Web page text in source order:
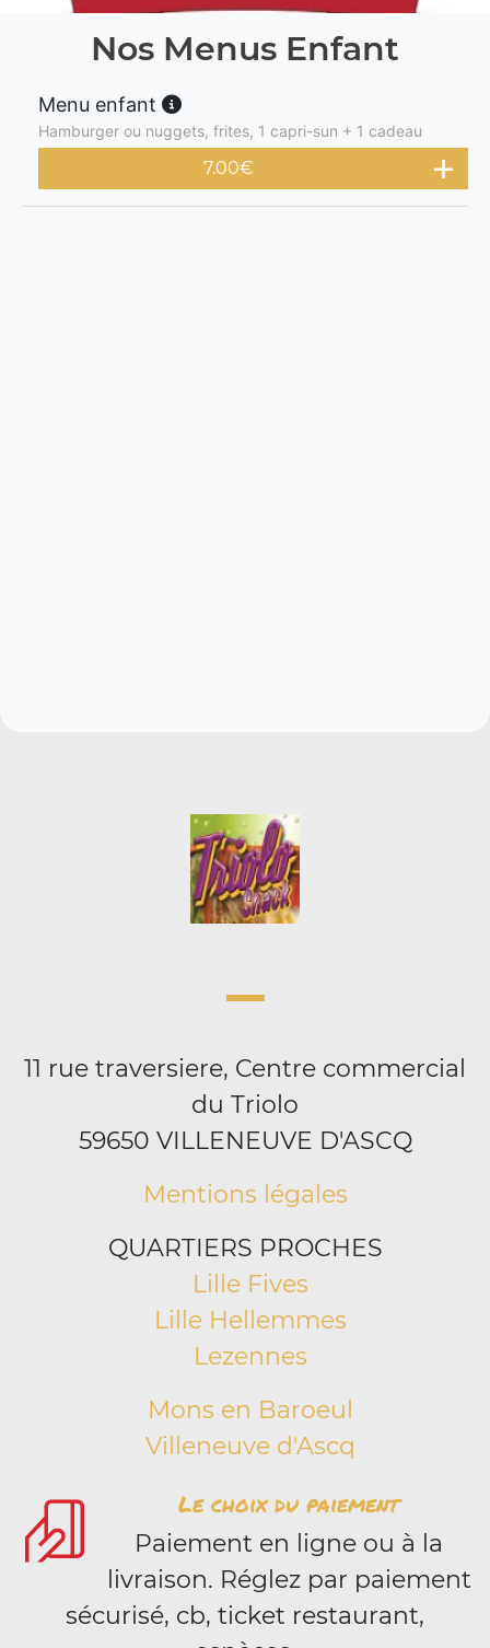
Nos Menus Enfant
Menu enfant
Hamburger ou nuggets, frites, 1 capri-sun + 1 cadeau
7.00€
11 rue traversiere, Centre commercial
du Triolo
59650 VILLENEUVE D'ASCQ
Mentions légales
QUARTIERS PROCHES
Lille Fives
Lille Hellemmes
Lezennes
Mons en Baroeul
Villeneuve d'Ascq
Le choix du paiement
Paiement en ligne ou à la
livraison. Réglez par paiement
sécurisé, cb, ticket restaurant,